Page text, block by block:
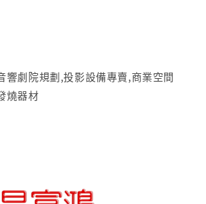
響劇院規劃,投影設備專賣,商業空間
燒器材